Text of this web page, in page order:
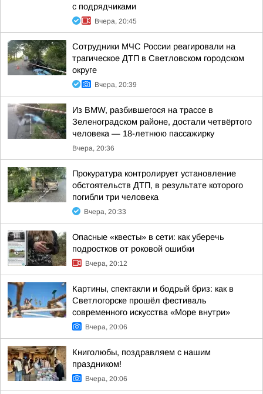
с подрядчиками
Вчера, 20:45
Сотрудники МЧС России реагировали на
трагическое ДТП в Светловском городском
округе
Вчера, 20:39
Из BMW, разбившегося на трассе в
Зеленоградском районе, достали четвёртого
человека — 18-летнюю пассажирку
Вчера, 20:36
Прокуратура контролирует установление
обстоятельств ДТП, в результате которого
погибли три человека
Вчера, 20:33
Опасные «квесты» в сети: как уберечь
подростков от роковой ошибки
Вчера, 20:12
Картины, спектакли и бодрый бриз: как в
Светлогорске прошёл фестиваль
современного искусства «Море внутри»
Вчера, 20:06
Книголюбы, поздравляем с нашим
праздником!
Вчера, 20:06